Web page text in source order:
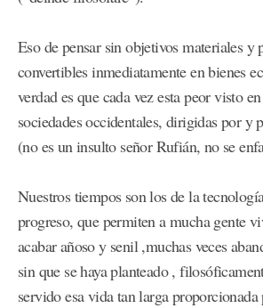
Eso de pensar sin objetivos materiales y
convertibles inmediatamente en bienes
verdad es que cada vez esta peor visto
sociedades occidentales, dirigidas por y
(no es un insulto señor Rufián, no se
Nuestros tiempos son los de la
progreso, que permiten a mucha gente
acabar añoso y senil ,muchas veces
sin que se haya planteado ,
servido esa vida tan larga